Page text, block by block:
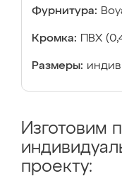
Фурнитура:
Кромка: ПВХ
Размеры:
Изготовим
проекту: